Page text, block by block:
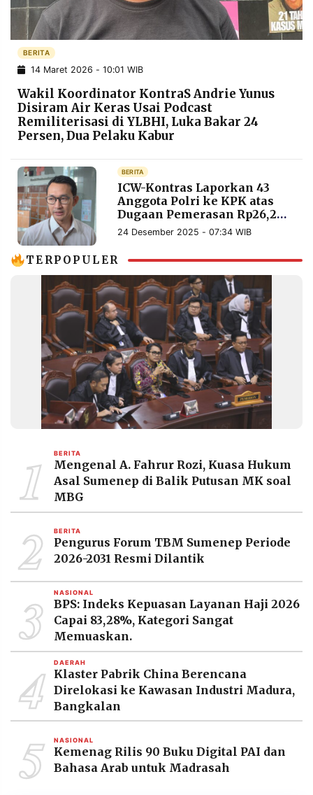
POLICY WARGA
INFORMASI
IKLAN
KIRIM
PENGADUAN TERM
SERVICE
KAMI
RESOLUSI
MEDIA
Resolusi.co
RESOLUSI
PRAMUDITA
BERITA
14 Maret 2026 - 10:01 WIB
Wakil Koordinator KontraS Andrie Yunus
Disiram Air Keras Usai Podcast
Remiliterisasi di YLBHI, Luka Bakar 24
Persen, Dua Pelaku Kabur
BERITA
ICW-Kontras Laporkan 43
Anggota Polri ke KPK atas
Dugaan Pemerasan Rp26,2
Miliar
24 Desember 2025 - 07:34 WIB
TERPOPULER
1 BERITA
Mengenal A. Fahrur Rozi, Kuasa Hukum
Asal Sumenep di Balik Putusan MK soal
MBG
2 BERITA
Pengurus Forum TBM Sumenep Periode
2026-2031 Resmi Dilantik
3 NASIONAL
BPS: Indeks Kepuasan Layanan Haji 2026
Capai 83,28%, Kategori Sangat
Memuaskan.
4 DAERAH
Klaster Pabrik China Berencana
Direlokasi ke Kawasan Industri Madura,
Bangkalan
5 NASIONAL
Kemenag Rilis 90 Buku Digital PAI dan
Bahasa Arab untuk Madrasah